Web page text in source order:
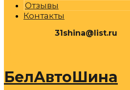
Отзывы
Контакты
31shina@list.ru
БелАвтоШина